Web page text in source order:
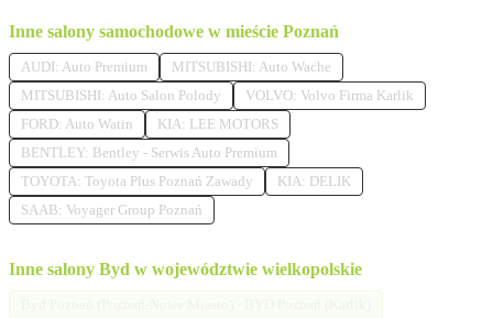
Inne salony samochodowe w mieście Poznań
AUDI: Auto Premium
MITSUBISHI: Auto Wache
MITSUBISHI: Auto Salon Polody
VOLVO: Volvo Firma Karlik
FORD: Auto Watin
KIA: LEE MOTORS
BENTLEY: Bentley - Serwis Auto Premium
TOYOTA: Toyota Plus Poznań Zawady
KIA: DELIK
SAAB: Voyager Group Poznań
Inne salony Byd w województwie wielkopolskie